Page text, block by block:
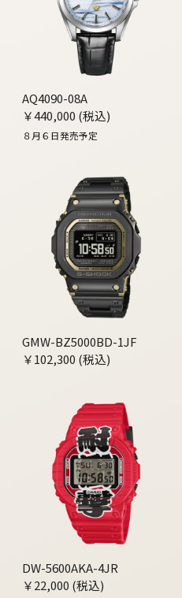
AQ4090-08A
￥440,000 (税込)
８月６日発売予定
GMW-BZ5000BD-1JF
￥102,300 (税込)
DW-5600AKA-4JR
￥22,000 (税込)